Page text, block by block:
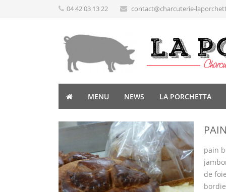
04 42 03 13 22 contact@charcuterie-
MENU NEWS LA PORCHETTA
pain
de